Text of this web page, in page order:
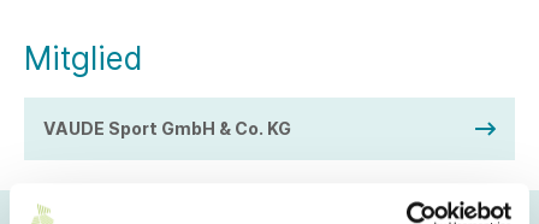
Mitglied
VAUDE Sport GmbH & Co. KG